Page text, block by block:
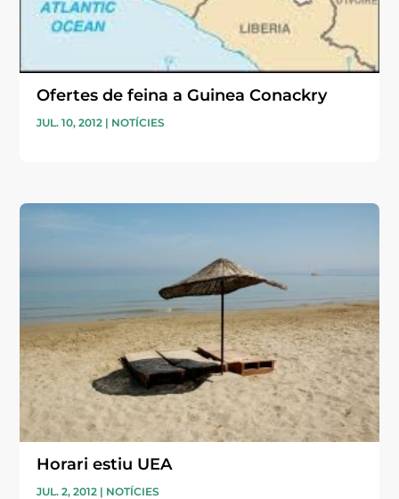
Ofertes de feina a Guinea Conackry
JUL. 10, 2012 | NOTÍCIES
Horari estiu UEA
JUL. 2, 2012 | NOTÍCIES